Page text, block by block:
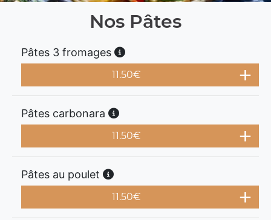
Nos Pâtes
Pâtes 3 fromages
11.50€
Pâtes carbonara
11.50€
Pâtes au poulet
11.50€